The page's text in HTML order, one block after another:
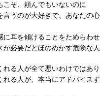
こそ、頼んでもいないのに
言うのが大好きで、あなたの
耳を傾けることをためらわせ
必要だとほのめかす危険な人
る人が全て悪いわけではあり
れる人が、本当にアドバイス